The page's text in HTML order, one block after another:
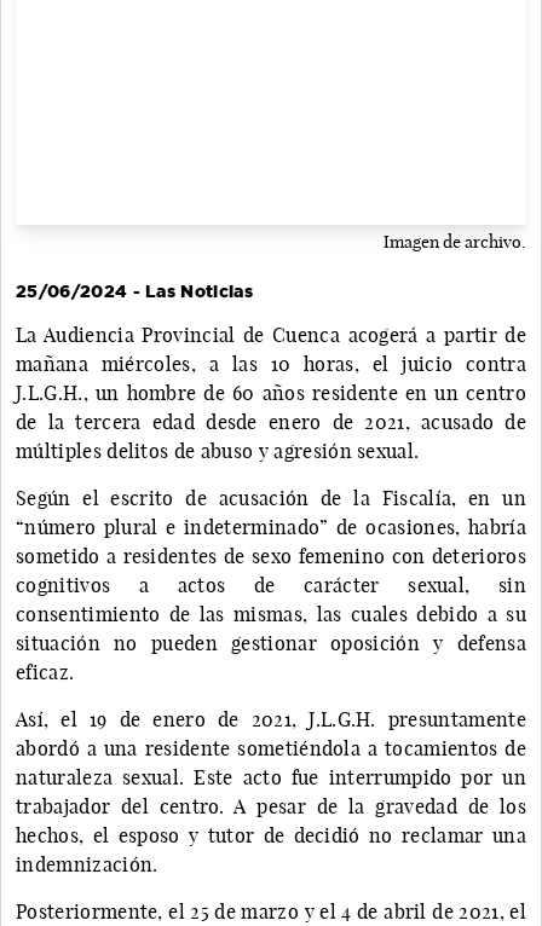
Imagen de archivo.
25/06/2024 - Las Noticias
La Audiencia Provincial de Cuenca acogerá a partir de
mañana miércoles, a las 10 horas, el juicio contra
J.L.G.H., un hombre de 60 años residente en un centro
de la tercera edad desde enero de 2021, acusado de
múltiples delitos de abuso y agresión sexual.
Según el escrito de acusación de la Fiscalía, en un
“número plural e indeterminado” de ocasiones, habría
sometido a residentes de sexo femenino con deterioros
cognitivos a actos de carácter sexual, sin
consentimiento de las mismas, las cuales debido a su
situación no pueden gestionar oposición y defensa
eficaz.
Así, el 19 de enero de 2021, J.L.G.H. presuntamente
abordó a una residente sometiéndola a tocamientos de
naturaleza sexual. Este acto fue interrumpido por un
trabajador del centro. A pesar de la gravedad de los
hechos, el esposo y tutor de decidió no reclamar una
indemnización.
Posteriormente, el 25 de marzo y el 4 de abril de 2021, el